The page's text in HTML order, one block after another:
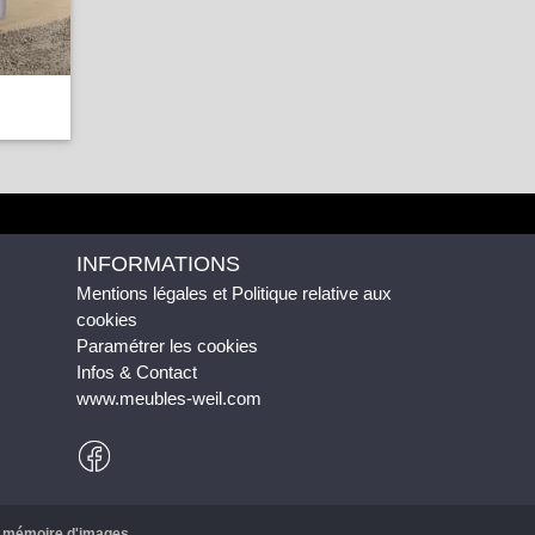
INFORMATIONS
Mentions légales et Politique relative aux
cookies
Paramétrer les cookies
Infos & Contact
www.meubles-weil.com